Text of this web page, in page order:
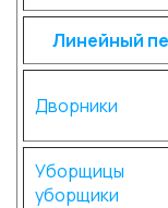
Линейный
Дворники
уборщики